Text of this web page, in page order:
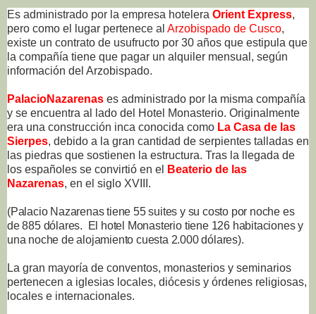
Es administrado por la empresa hotelera Orient Express,
pero como el lugar pertenece al Arzobispado de Cusco,
existe un contrato de usufructo por 30 años que estipula que
la compañía tiene que pagar un alquiler mensual, según
información del Arzobispado.
PalacioNazarenas es administrado por la misma compañía
y se encuentra al lado del Hotel Monasterio. Originalmente
era una construcción inca conocida como La Casa de las
Sierpes, debido a la gran cantidad de serpientes talladas en
las piedras que sostienen la estructura. Tras la llegada de
los españoles se convirtió en el
Beaterio de las
Nazarenas, en el siglo XVIII.
(Palacio Nazarenas tiene 55 suites y su costo por noche es
de 885 dólares. El hotel Monasterio tiene 126 habitaciones y
una noche de alojamiento cuesta 2.000 dólares).
La gran mayoría de conventos, monasterios y seminarios
pertenecen a iglesias locales, diócesis y órdenes religiosas,
locales e internacionales.